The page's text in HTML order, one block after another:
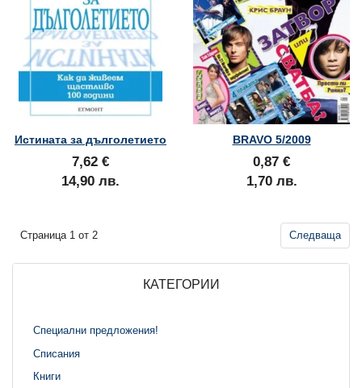
Истината за дълголетието
7,62 €
14,90 лв.
BRAVO 5/2009
0,87 €
1,70 лв.
Страница 1 от 2 Следваща
КАТЕГОРИИ
Специални предложения!
Списания
Книги